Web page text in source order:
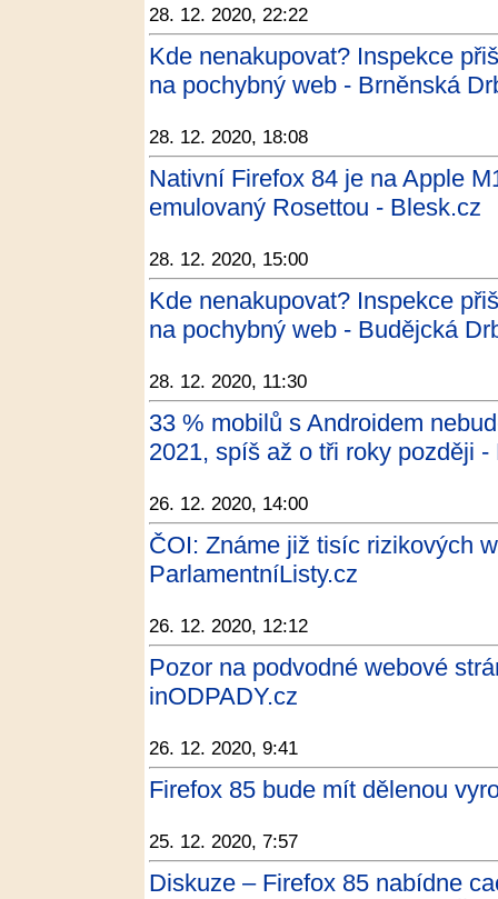
28. 12. 2020, 22:22
Kde nenakupovat? Inspekce
na pochybný web - Brněnská
28. 12. 2020, 18:08
Nativní Firefox 84 je na Apple
emulovaný Rosettou - Blesk.cz
28. 12. 2020, 15:00
Kde nenakupovat? Inspekce
na pochybný web - Budějcká
28. 12. 2020, 11:30
33 % mobilů s Androidem
2021, spíš až o tři roky později
26. 12. 2020, 14:00
ČOI: Známe již tisíc rizikových
ParlamentníListy.cz
26. 12. 2020, 12:12
Pozor na podvodné webové
inODPADY.cz
26. 12. 2020, 9:41
Firefox 85 bude mít dělenou
25. 12. 2020, 7:57
Diskuze – Firefox 85 nabídne